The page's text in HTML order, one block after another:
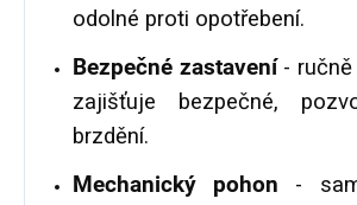
odolné proti opotřebení.
Bezpečné zastavení- ručně
zajišťuje bezpečné,
brzdění.
Mechanický pohon -